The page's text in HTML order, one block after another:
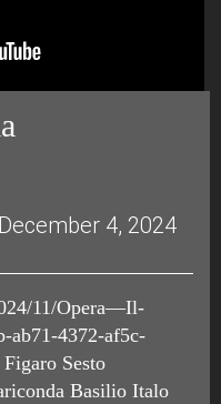
4, 2024
11/Opera—Il-
ab71-4372-af5c-
Sesto
Basilio Italo